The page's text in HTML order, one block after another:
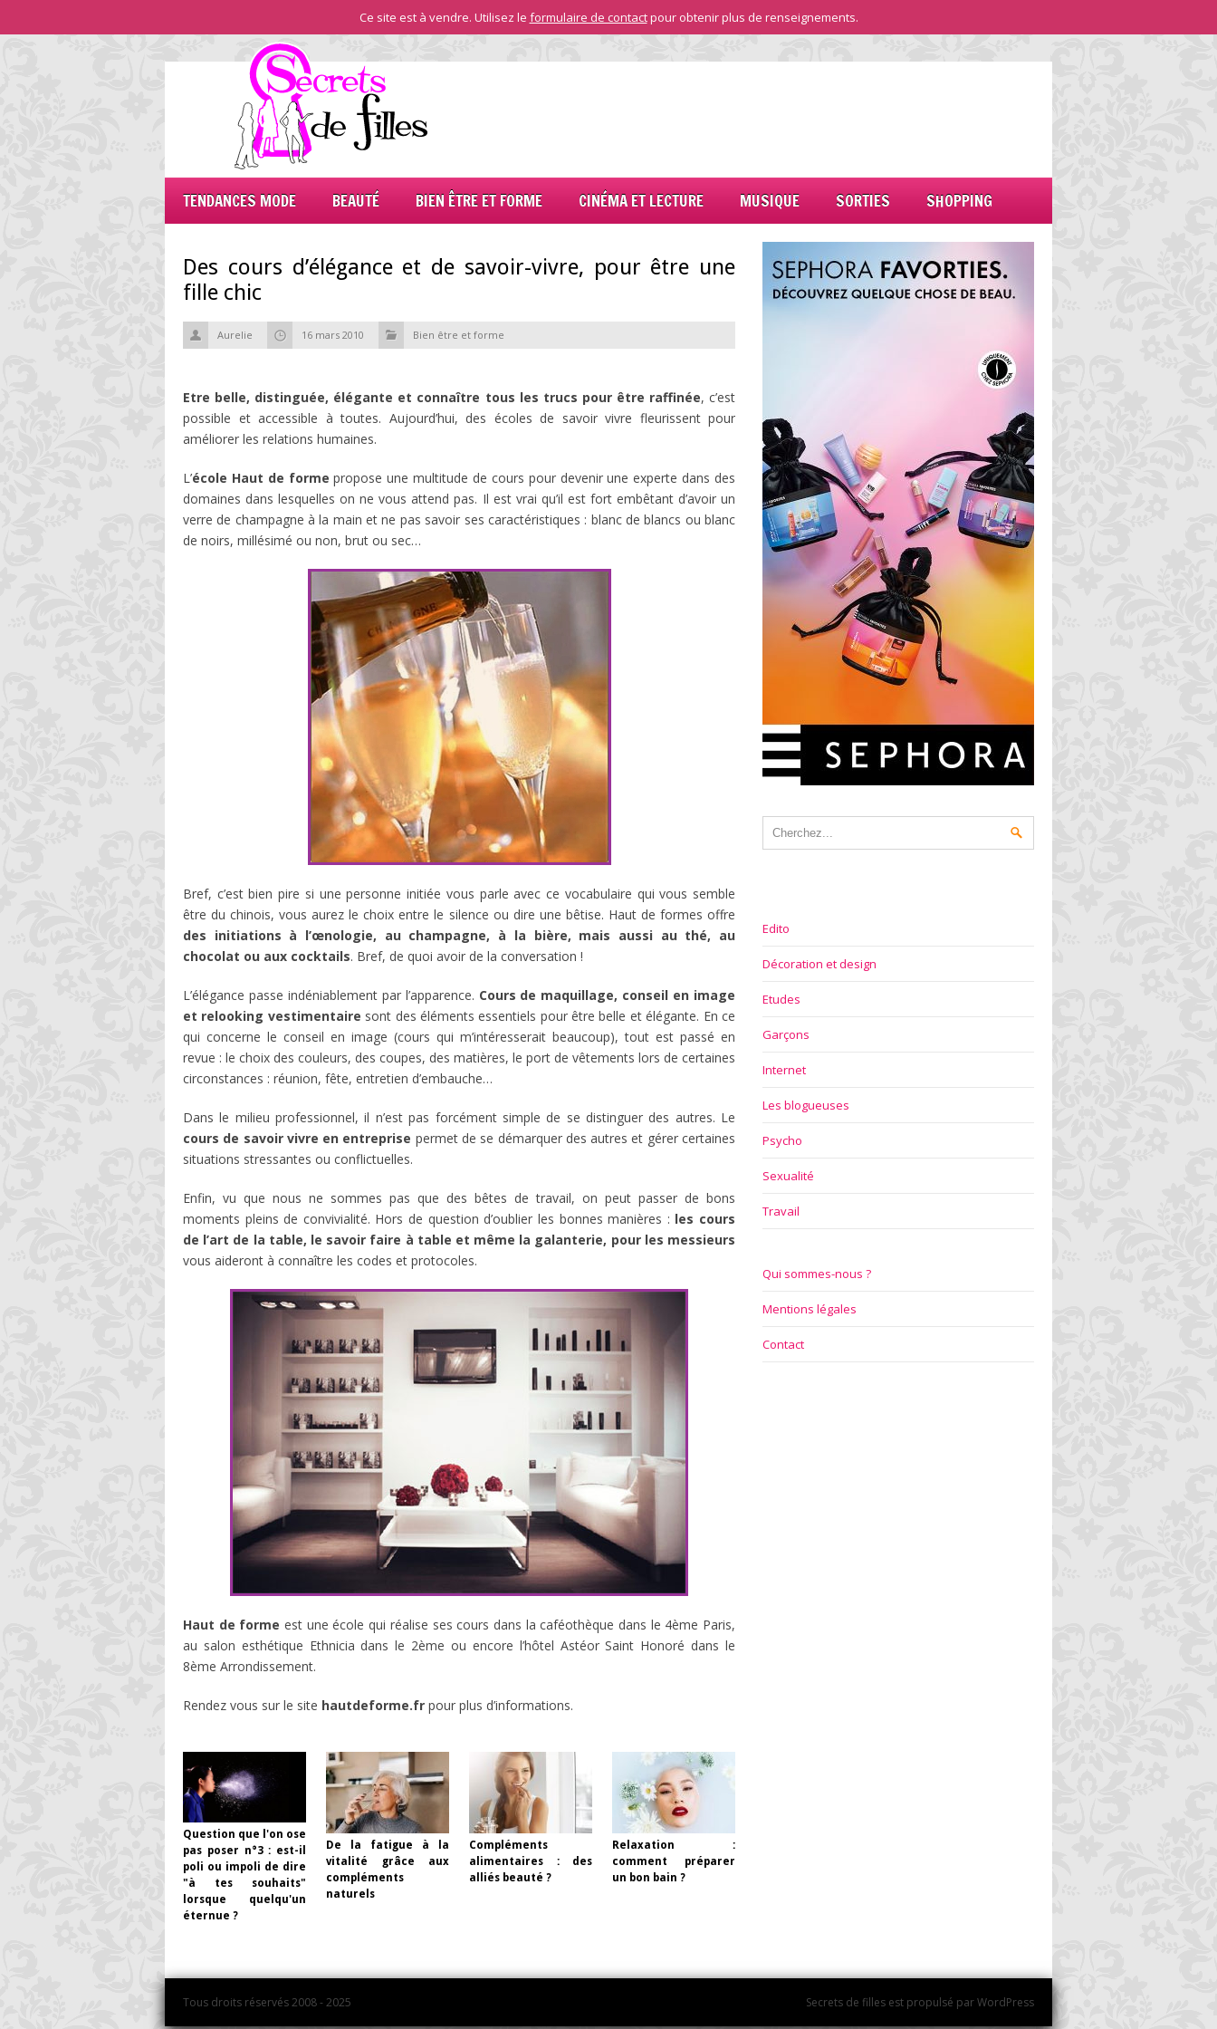
Ce site est à vendre. Utilisez le formulaire de contactpour obtenir plus de renseignements.
TENDANCES MODE BEAUTÉ BIEN ÊTRE ET FORME CINÉMA ET LECTURE MUSIQUE SORTIES SHOPPING
Des cours d’élégance et de savoir-vivre, pour être une
fille chic
Aurelie 16 mars 2010 Bien être et forme
Etre belle, distinguée, élégante et connaître tous les trucs pour être raffinée, c’est
possible et accessible à toutes. Aujourd’hui, des écoles de savoir vivre fleurissent pour
améliorer les relations humaines.
L’école Haut de forme propose une multitude de cours pour devenir une experte dans des
domaines dans lesquelles on ne vous attend pas. Il est vrai qu’il est fort embêtant d’avoir un
verre de champagne à la main et ne pas savoir ses caractéristiques : blanc de blancs ou blanc
de noirs, millésimé ou non, brut ou sec…
Bref, c’est bien pire si une personne initiée vous parle avec ce vocabulaire qui vous semble
être du chinois, vous aurez le choix entre le silence ou dire une bêtise. Haut de formes offre
des initiations à l’œnologie, au champagne, à la bière, mais aussi au thé, au
chocolat ou aux cocktails. Bref, de quoi avoir de la conversation !
L’élégance passe indéniablement par l’apparence. Cours de maquillage, conseil en image
et relooking vestimentaire sont des éléments essentiels pour être belle et élégante. En ce
qui concerne le conseil en image (cours qui m’intéresserait beaucoup), tout est passé en
revue : le choix des couleurs, des coupes, des matières, le port de vêtements lors de certaines
circonstances : réunion, fête, entretien d’embauche…
Dans le milieu professionnel, il n’est pas forcément simple de se distinguer des autres. Le
cours de savoir vivre en entreprise permet de se démarquer des autres et gérer certaines
situations stressantes ou conflictuelles.
Enfin, vu que nous ne sommes pas que des bêtes de travail, on peut passer de bons
moments pleins de convivialité. Hors de question d’oublier les bonnes manières : les cours
de l’art de la table, le savoir faire à table et même la galanterie, pour les messieurs
vous aideront à connaître les codes et protocoles.
Haut de forme est une école qui réalise ses cours dans la caféothèque dans le 4ème Paris,
au salon esthétique Ethnicia dans le 2ème ou encore l’hôtel Astéor Saint Honoré dans le
8ème Arrondissement.
Rendez vous sur le site hautdeforme.fr pour plus d’informations.
Question que l'on ose
pas poser n°3 : est-il
poli ou impoli de dire
"à tes souhaits"
lorsque quelqu'un
éternue ?
De la fatigue à la
vitalité grâce aux
compléments
naturels
Compléments
alimentaires : des
alliés beauté ?
Relaxation :
comment préparer
un bon bain ?
Edito
Décoration et design
Etudes
Garçons
Internet
Les blogueuses
Psycho
Sexualité
Travail
Qui sommes-nous ?
Mentions légales
Contact
Tous droits réservés 2008 - 2025 Secrets de filles est propulsé par WordPress